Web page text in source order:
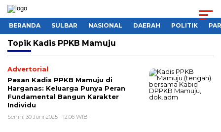
BERANDA SULBAR NASIONAL DAERAH POLITIK
Topik Kadis PPKB Mamuju
Advertorial
Pesan Kadis PPKB Mamuju di
Harganas: Keluarga Punya Peran
Fundamental Bangun Karakter
Individu
Senin, 30 Juni 2025 - 12:06 WIB